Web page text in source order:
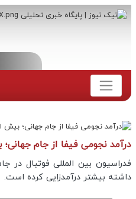
درآمد نجومی فیفا از جام
داشته بیشتر درآمدزایی کرده است.